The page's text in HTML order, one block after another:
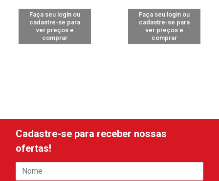
Faça seu login ou
cadastre-se para
ver preços e
comprar
Faça seu login ou
cadastre-se para
ver preços e
comprar
Cadastre-se para receber nossas
ofertas!